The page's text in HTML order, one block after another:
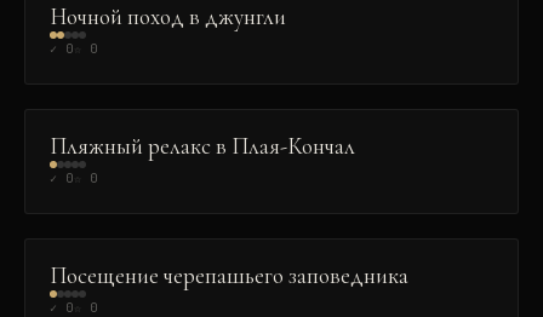
Ночной поход в джунгли
✓ 0 0
ДУХОВНОЕ
Пляжный релакс в Плая-Кончал
✓ 0 0
ПРИРОДА
Посещение черепашьего заповедника
✓ 0 0